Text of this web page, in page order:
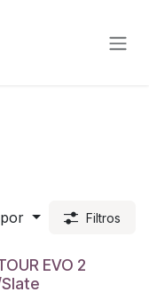
Filtros
EVO 2